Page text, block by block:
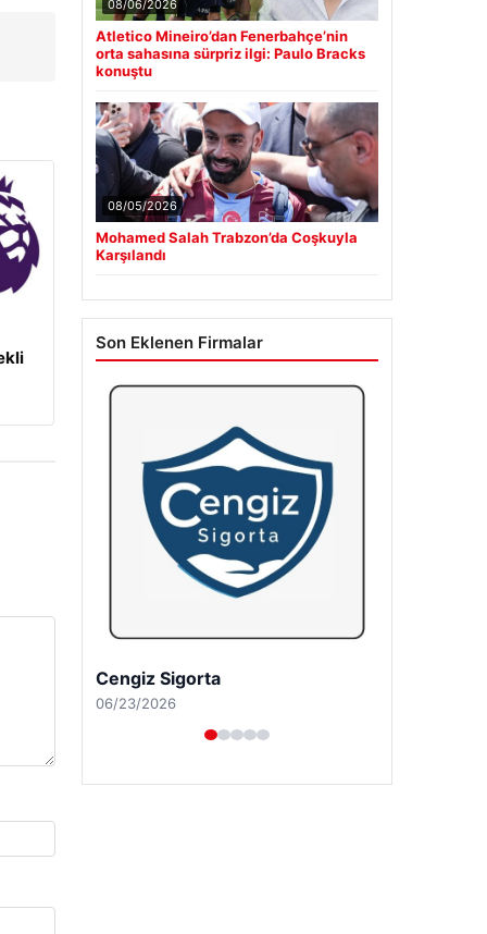
08/06/2026
Atletico Mineiro’dan Fenerbahçe’nin
orta sahasına sürpriz ilgi: Paulo Bracks
konuştu
08/05/2026
Mohamed Salah Trabzon’da Coşkuyla
Karşılandı
Son Eklenen Firmalar
Hastaş Beton
05/26/2026